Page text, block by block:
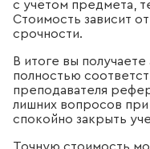
с учётом предмета,
Стоимость зависит
срочности.
В итоге вы
полностью
преподавателя
лишних вопросов
спокойно закрыть